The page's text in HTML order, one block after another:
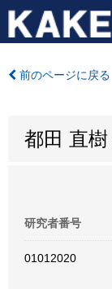
前のページに戻る
都田 直樹
研究者番号
01012020